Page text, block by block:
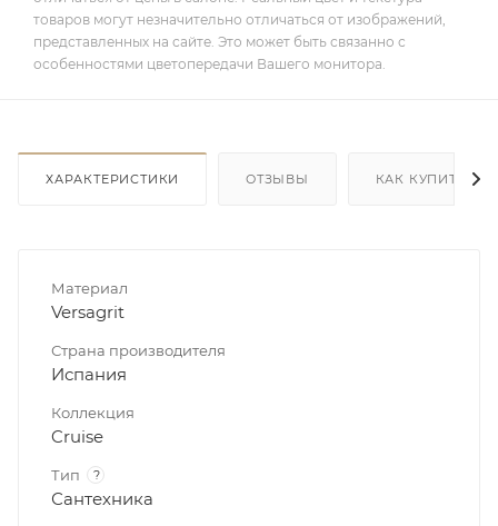
товаров могут незначительно отличаться от изображений,
представленных на сайте. Это может быть связанно с
особенностями цветопередачи Вашего монитора.
ХАРАКТЕРИСТИКИ ОТЗЫВЫ КАК КУПИТЬ
Материал
Versagrit
Страна производителя
Испания
Коллекция
Cruise
Тип ?
Сантехника